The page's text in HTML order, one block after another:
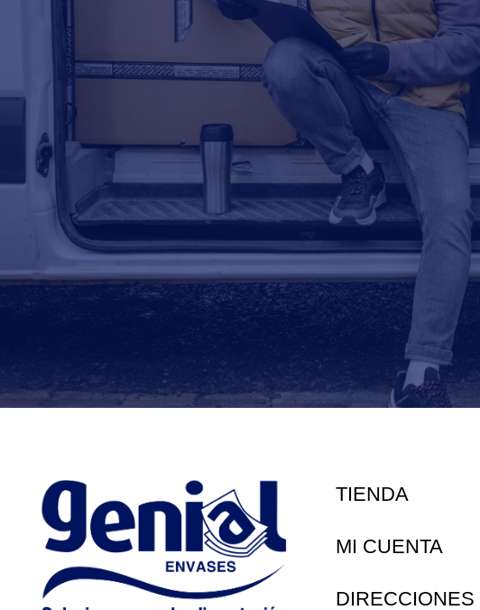
TIENDA
MI CUENTA
DIRECCIONES